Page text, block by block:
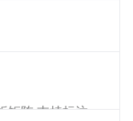
,构建可复用的
矩阵,支持标注